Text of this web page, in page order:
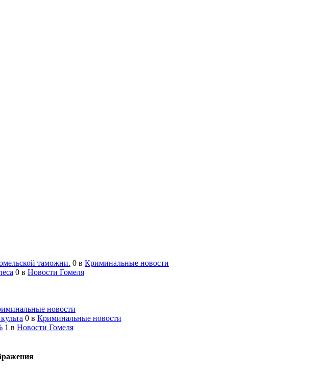
таможни. 0 в Криминальные новости
0 в Новости Гомеля
новости
0 в Криминальные новости
1 в Новости Гомеля